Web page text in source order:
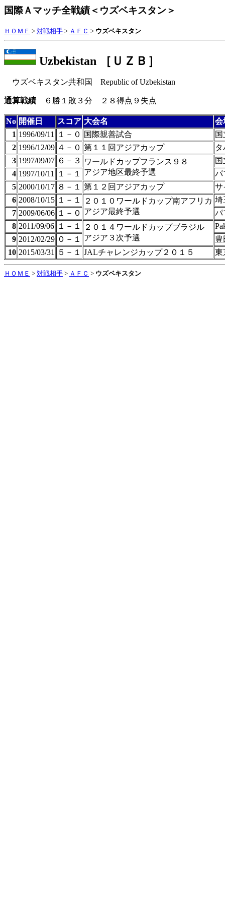
国際Ａマッチ全戦績＜ウズベキスタン＞
ＨＯＭＥ > 対戦相手 > ＡＦＣ > ウズベキスタン
Uzbekistan ［ＵＺＢ］
ウズベキスタン共和国 Republic of Uzbekistan
通算戦績 ６勝１敗３分 ２８得点９失点
No 開催日 スコア 大会名
会
1 1996/09/11 １－０ 国際親善試合
2 1996/12/09 ４－０ 第１１回アジアカップ
3 1997/09/07 ６－３ ワールドカップフランス９８
アジア地区最終予選
4 1997/10/11 １－１
パ
5 2000/10/17 ８－１ 第１２回アジアカップ
サ
6 2008/10/15 １－１
２０１０ワールドカップ南アフリカ
アジア最終予選
埼
7 2009/06/06 １－０
パ
8 2011/09/06 １－１
２０１４ワールドカップブラジル
アジア３次予選
9 2012/02/29 ０－１
豊
10 2015/03/31 ５－１ JALチャレンジカップ２０１５ 東
ＨＯＭＥ > 対戦相手 > ＡＦＣ > ウズベキスタン